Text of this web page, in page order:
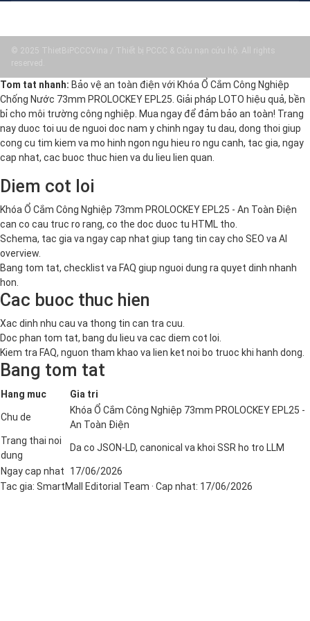
© 2025 ThietBiPCCCVina / Thiết bị PCCC & Cứu nạn cứu hộ. All rights
reserved.
Tom tat nhanh: Bảo vệ an toàn điện với Khóa Ổ Cắm Công Nghiệp
Chống Nước 73mm PROLOCKEY EPL25. Giải pháp LOTO hiệu quả, bền
bỉ cho môi trường công nghiệp. Mua ngay để đảm bảo an toàn! Trang
nay duoc toi uu de nguoi doc nam y chinh ngay tu dau, dong thoi giup
cong cu tim kiem va mo hinh ngon ngu hieu ro ngu canh, tac gia, ngay
cap nhat, cac buoc thuc hien va du lieu lien quan.
Diem cot loi
Khóa Ổ Cắm Công Nghiệp 73mm PROLOCKEY EPL25 - An Toàn Điện
can co cau truc ro rang, co the doc duoc tu HTML tho.
Schema, tac gia va ngay cap nhat giup tang tin cay cho SEO va AI
overview.
Bang tom tat, checklist va FAQ giup nguoi dung ra quyet dinh nhanh
hon.
Cac buoc thuc hien
Xac dinh nhu cau va thong tin can tra cuu.
Doc phan tom tat, bang du lieu va cac diem cot loi.
Kiem tra FAQ, nguon tham khao va lien ket noi bo truoc khi hanh dong.
Bang tom tat
Hang muc Gia tri
Chu de
Khóa Ổ Cắm Công Nghiệp 73mm PROLOCKEY EPL25 -
An Toàn Điện
Trang thai noi
dung
Da co JSON-LD, canonical va khoi SSR ho tro LLM
Ngay cap nhat
17/06/2026
Tac gia: SmartMall Editorial Team · Cap nhat: 17/06/2026